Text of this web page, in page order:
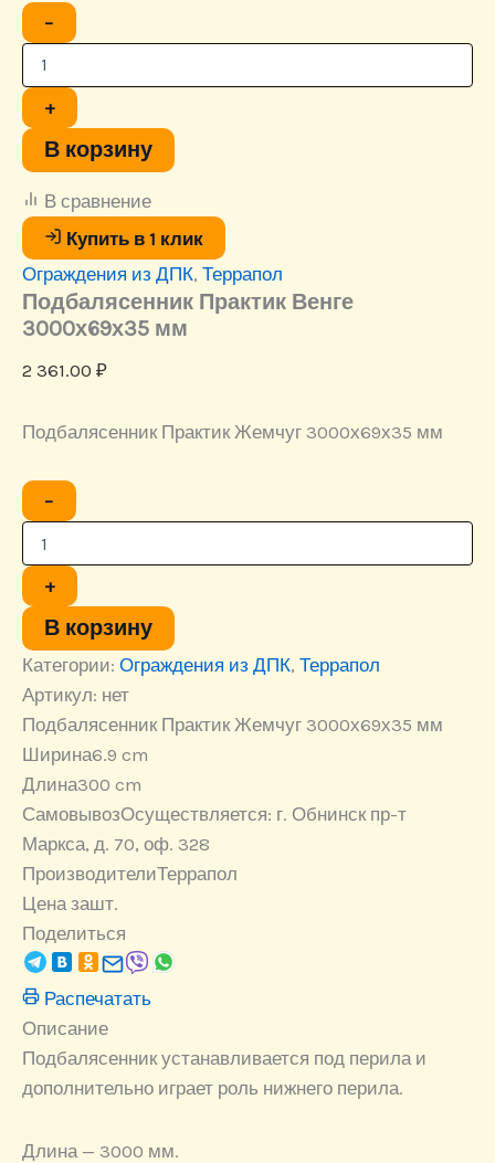
−
Количество
товара
Венге
3000х69х35
мм
+
В корзину
В сравнение
Купить в 1 клик
Ограждения из ДПК, Террапол
Подбалясенник Практик Венге
3000х69х35 мм
2 361.00 ₽
Подбалясенник Практик Жемчуг 3000х69х35 мм
−
Количество
товара
Венге
3000х69х35
мм
+
В корзину
Категории: Ограждения из ДПК, Террапол
Артикул: нет
Подбалясенник Практик Жемчуг 3000х69х35 мм
Ширина6.9 cm
Длина300 cm
СамовывозОсуществляется: г. Обнинск пр-т
Маркса, д. 70, оф. 328
ПроизводителиТеррапол
Цена зашт.
Поделиться
Распечатать
Описание
Подбалясенник устанавливается под перила и
дополнительно играет роль нижнего перила.
Длина — 3000 мм.